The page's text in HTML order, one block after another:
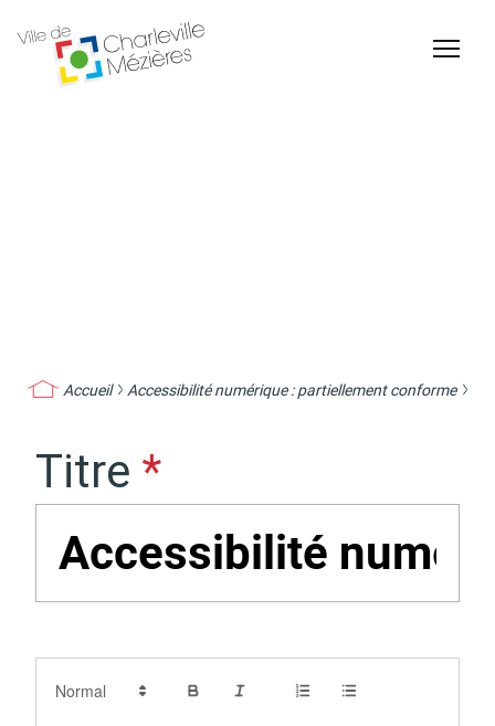
Carte d'identité /
Naissance et
Accueil Accessibilité numérique : partiellement conforme
Titre
Description